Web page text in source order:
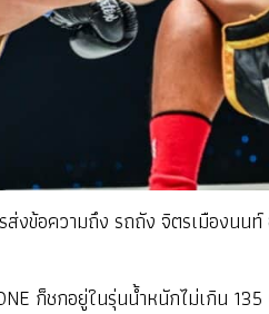
งข้อความถึง รถถัง จิตรเมืองนน
ก็ชกอยู่ในรุ่นน้ำหนักไม่เกิน